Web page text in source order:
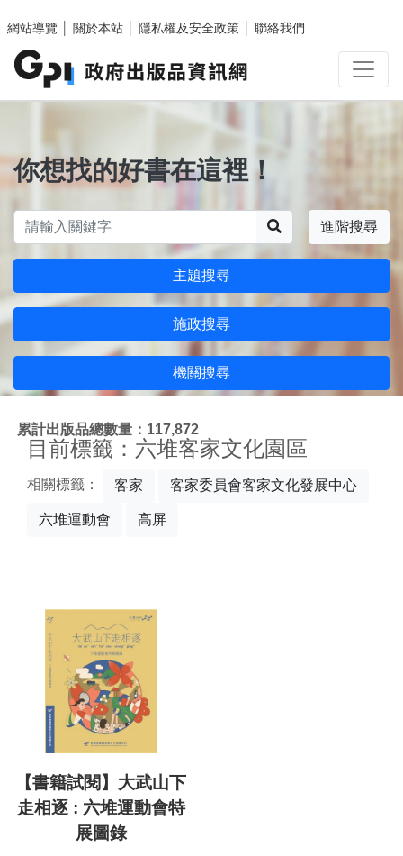
網站導覽
關於本站 隱私權及安全政策 聯絡我們
你想找的好書在這裡！
進階搜尋
主題搜尋
施政搜尋
機關搜尋
累計出版品總數量：117,872
目前標籤：六堆客家文化園區
相關標籤： 客家 客家委員會客家文化發展中心
六堆運動會 高屏
【書籍試閱】大武山下
走相逐 : 六堆運動會特
展圖錄